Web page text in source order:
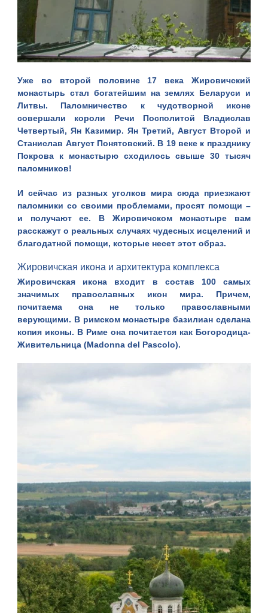
Уже во второй половине 17 века Жировичский
монастырь стал богатейшим на землях Беларуси и
Литвы. Паломничество к чудотворной иконе
совершали короли Речи Посполитой Владислав
Четвертый, Ян Казимир. Ян Третий, Август Второй и
Станислав Август Понятовский. В 19 веке к празднику
Покрова к монастырю сходилось свыше 30 тысяч
паломников!
И сейчас из разных уголков мира сюда приезжают
паломники со своими проблемами, просят помощи –
и получают ее. В Жировичском монастыре вам
расскажут о реальных случаях чудесных исцелений и
благодатной помощи, которые несет этот образ.
Жировичская икона и архитектура комплекса
Жировичская икона входит в состав 100 самых
значимых православных икон мира. Причем,
почитаема она не только православными
верующими. В римском монастыре базилиан сделана
копия иконы. В Риме она почитается как Богородица-
Живительница (Madonna del Pascolo).